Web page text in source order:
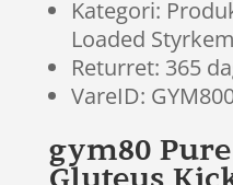
Kategori:
Loaded
Returret: 365
VareID:
gym80
Gluteus